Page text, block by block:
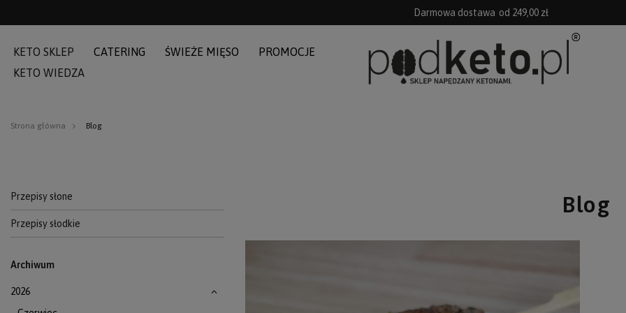
Darmowa dostawa od 249,00 zł
KETO SKLEP CATERING ŚWIEŻE MIĘSO
PROMOCJE
KETO WIEDZA
Strona główna Blog
Przepisy słone
Przepisy słodkie
Archiwum
2026
Blog